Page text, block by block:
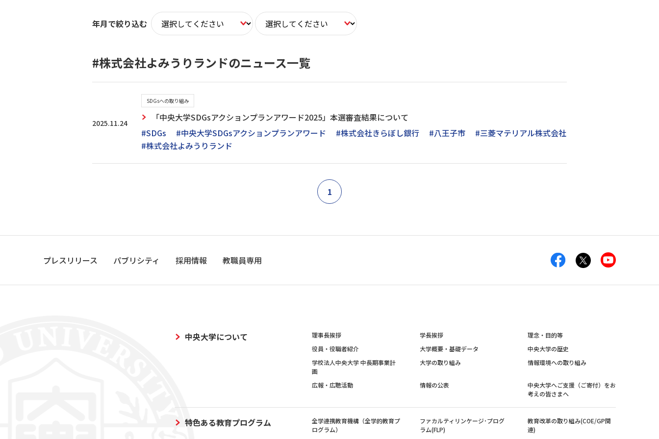
年月で絞り込む
#株式会社よみうりランドのニュース一覧
2025.11.24
SDGsへの取り組み
「中央大学SDGsアクションプランアワード2025」本選審査結果について
#SDGs
#中央大学SDGsアクションプランアワード #株式会社きらぼし銀行 #八王子市
#三菱マテリアル株式会社
#株式会社よみうりランド
1
プレスリリース パブリシティ 採用情報 教職員専用
中央大学について 理事長挨拶 学長挨拶
理念・目的等
役員・役職者紹介
大学概要・基礎データ
中央大学の歴史
学校法人中央大学 中長期事業計
画
大学の取り組み 情報環境への取り組み
広報・広聴活動 情報の公表
中央大学へご支援（ご寄付）をお
考えの皆さまへ
特色ある教育プログラム
全学連携教育機構（全学的教育プ
ログラム）
ファカルティリンケージ･プログ
ラム(FLP)
教育改革の取り組み(COE/GP関
連)